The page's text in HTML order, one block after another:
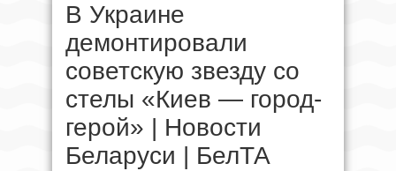
В Украине
демонтировали
советскую звезду со
стелы «Киев — город-
герой» | Новости
Беларуси | БелТА